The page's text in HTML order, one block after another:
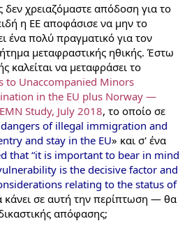
χρειαζόμαστε απόδοση για το
η ΕΕ αποφάσισε να μην το
ένα πολύ πραγματικό για τον
μεταφραστικής ηθικής. Έστω
καλείται να μεταφράσει το
to Unaccompanied Minors
in the EU plus Norway —
Study, July 2018, το οποίο σε
of illegal immigration and
and stay in the EU» και σ' ένα
that “it is important to bear in mind
is the decisive factor and
relating to the status of
κάνει σε αυτή την περίπτωση — θα
απόφασης;